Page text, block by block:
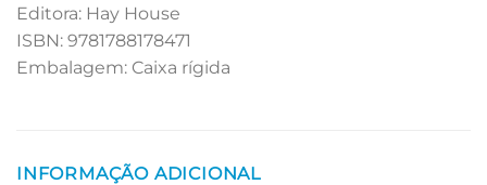
Editora: Hay House
ISBN: 9781788178471
Embalagem: Caixa rígida
INFORMAÇÃO ADICIONAL